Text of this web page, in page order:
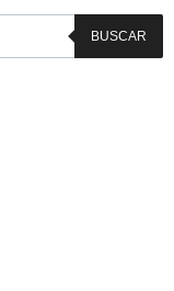
BUSCAR